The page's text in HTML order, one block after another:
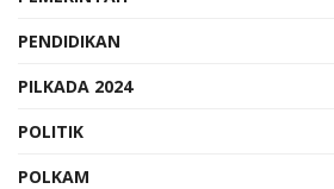
PENDIDIKAN
PILKADA 2024
POLITIK
POLKAM